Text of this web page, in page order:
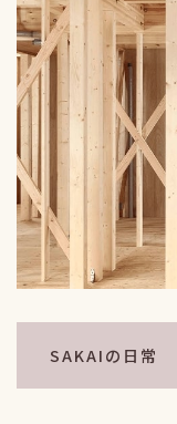
SAKAIの日常